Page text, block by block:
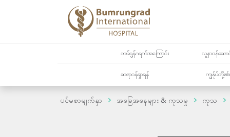
ဘမ်ရွန်ဂရက်အကြောင်း လူနာဝန်ဆော
ဆရာဝန်ရှာရန် ကျွန်ုပ်တို့၏
ပင်မစာမျက်နှာ အခြေအနေများ & ကုသမှု ကုသ